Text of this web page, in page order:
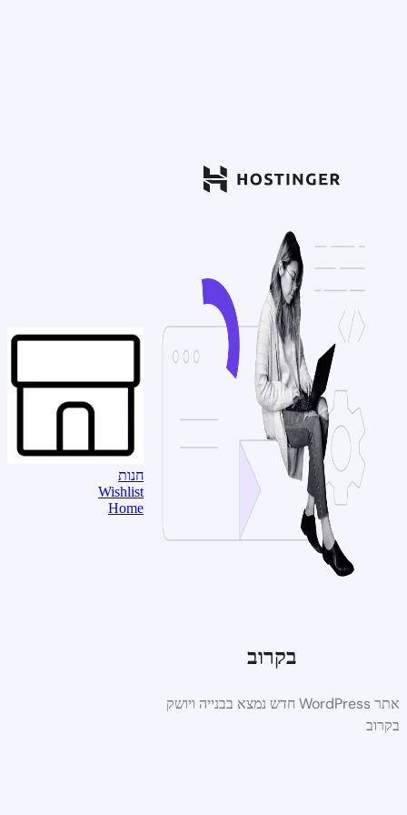
בקרוב
אתר WordPress חדש נמצא בבנייה ויושק
בקרוב
חנות
Wishlist
Home